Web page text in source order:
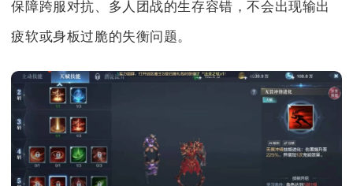
保障跨服对抗、多人团战的生存容错，不会出现输出
疲软或身板过脆的失衡问题。